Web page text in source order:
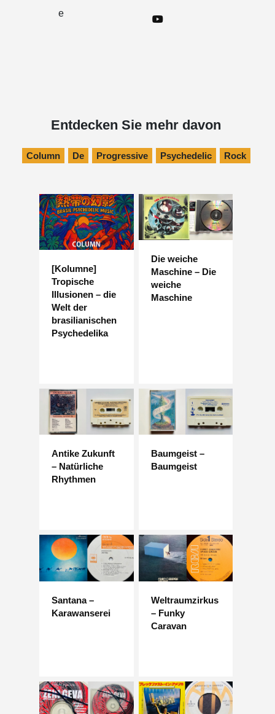
e
Entdecken Sie mehr davon
Column De Progressive Psychedelic Rock
[Kolumne]
Tropische
Illusionen – die
Welt der
brasilianischen
Psychedelika
Die weiche
Maschine – Die
weiche
Maschine
Antike Zukunft
– Natürliche
Rhythmen
Baumgeist –
Baumgeist
Santana –
Karawanserei
Weltraumzirkus
– Funky
Caravan